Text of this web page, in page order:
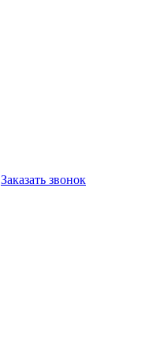
Заказать звонок